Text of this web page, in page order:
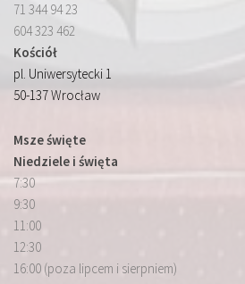
71 344 94 23
604 323 462
Kościół
pl. Uniwersytecki 1
50-137 Wrocław
Msze święte
Niedziele i święta
7:30
9:30
11:00
12:30
16:00 (poza lipcem i sierpniem)